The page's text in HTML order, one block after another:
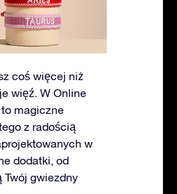
coś więcej niż
więź. W Online
magiczne
z radością
w
dodatki, od
Twój gwiezdny